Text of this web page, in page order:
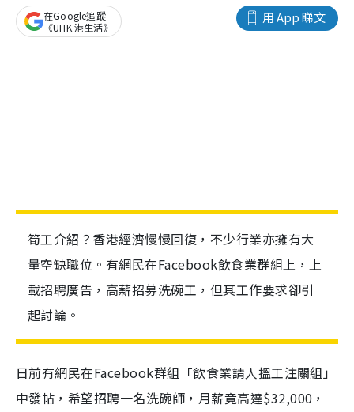
用 App 睇文
在Google追蹤
《UHK 港生活》
筍工介紹？香港經濟慢慢回復，不少行業亦擁有大
量空缺職位。有網民在Facebook飲食業群組上，上
載招聘廣告，高薪招募洗碗工，但其工作要求卻引
起討論。
日前有網民在Facebook群組「飲食業請人搵工注關組」
中發帖，希望招聘一名洗碗師，月薪竟高達$32,000，